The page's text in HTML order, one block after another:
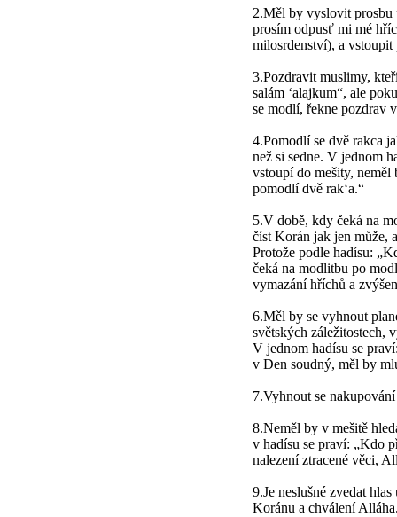
2.Měl by vyslovit prosbu
prosím odpusť mi mé
milosrdenství), a vstoupit
3.Pozdravit muslimy,
salám ‘alajkum“, ale
se modlí, řekne pozdrav
4.Pomodlí se dvě rakca
než si sedne. V jednom
vstoupí do mešity, neměl
pomodlí dvě rak‘a.“
5.V době, kdy čeká na
číst Korán jak jen může,
Protože podle hadísu:
čeká na modlitbu po
vymazání hříchů a
6.Měl by se vyhnout
světských záležitostech,
V jednom hadísu se
v Den soudný, měl by
7.Vyhnout se
8.Neměl by v mešitě
v hadísu se praví: „Kdo
nalezení ztracené věci,
9.Je neslušné zvedat
Koránu a chválení